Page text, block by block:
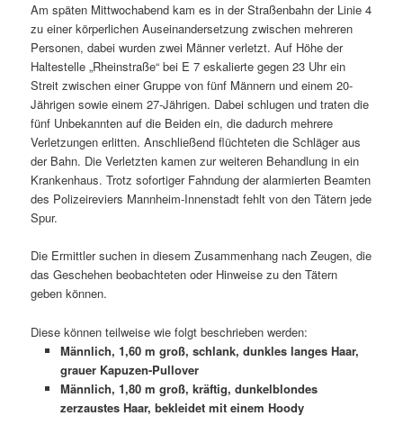
Am späten Mittwochabend kam es in der Straßenbahn der Linie 4
zu einer körperlichen Auseinandersetzung zwischen mehreren
Personen, dabei wurden zwei Männer verletzt. Auf Höhe der
Haltestelle „Rheinstraße“ bei E 7 eskalierte gegen 23 Uhr ein
Streit zwischen einer Gruppe von fünf Männern und einem 20-
Jährigen sowie einem 27-Jährigen. Dabei schlugen und traten die
fünf Unbekannten auf die Beiden ein, die dadurch mehrere
Verletzungen erlitten. Anschließend flüchteten die Schläger aus
der Bahn. Die Verletzten kamen zur weiteren Behandlung in ein
Krankenhaus. Trotz sofortiger Fahndung der alarmierten Beamten
des Polizeireviers Mannheim-Innenstadt fehlt von den Tätern jede
Spur.
Die Ermittler suchen in diesem Zusammenhang nach Zeugen, die
das Geschehen beobachteten oder Hinweise zu den Tätern
geben können.
Diese können teilweise wie folgt beschrieben werden:
Männlich, 1,60 m groß, schlank, dunkles langes Haar,
grauer Kapuzen-Pullover
Männlich, 1,80 m groß, kräftig, dunkelblondes
zerzaustes Haar, bekleidet mit einem Hoody